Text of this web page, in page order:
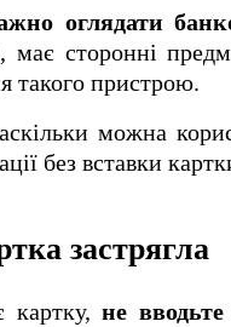
оглядати
має сторонні
такого пристрою.
можна
без вставки
застрягла
картку,не